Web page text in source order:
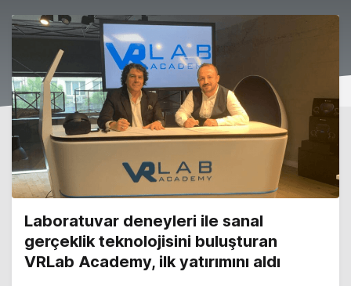
Laboratuvar deneyleri ile sanal
gerçeklik teknolojisini buluşturan
VRLab Academy, ilk yatırımını aldı